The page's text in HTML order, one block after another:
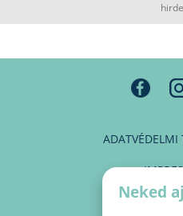
ADATVÉDELMI
Neked